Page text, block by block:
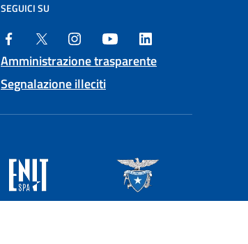
SEGUICI SU
Amministrazione trasparente
Segnalazione illeciti